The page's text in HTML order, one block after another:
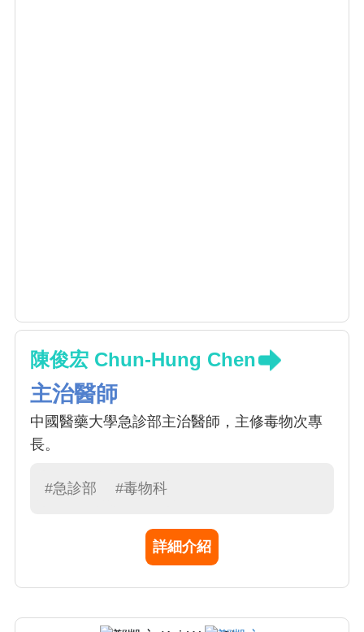
陳俊宏 Chun-Hung Chen
主治醫師
中國醫藥大學急診部主治醫師，主修毒物次專
長。
#急診部 #毒物科
詳細介紹